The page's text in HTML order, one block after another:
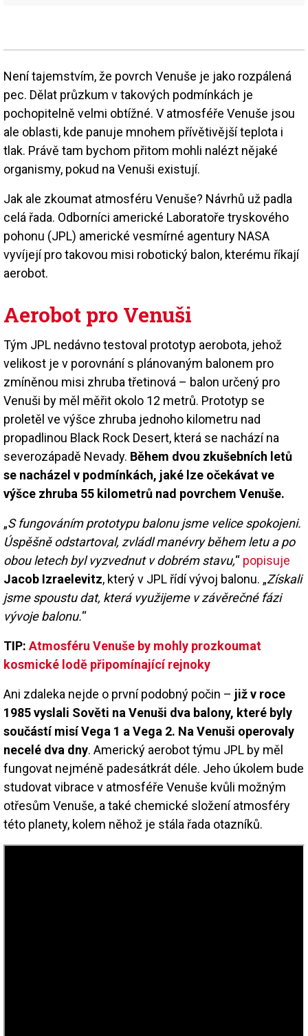
Není tajemstvím, že povrch Venuše je jako rozpálená
pec. Dělat průzkum v takových podmínkách je
pochopitelně velmi obtížné. V atmosféře Venuše jsou
ale oblasti, kde panuje mnohem přívětivější teplota i
tlak. Právě tam bychom přitom mohli nalézt nějaké
organismy, pokud na Venuši existují.
Jak ale zkoumat atmosféru Venuše? Návrhů už padla
celá řada. Odborníci americké Laboratoře tryskového
pohonu (JPL) americké vesmírné agentury NASA
vyvíjejí pro takovou misi robotický balon, kterému říkají
aerobot.
Aerobot pro Venuši
Tým JPL nedávno testoval prototyp aerobota, jehož
velikost je v porovnání s plánovaným balonem pro
zmíněnou misi zhruba třetinová – balon určený pro
Venuši by měl měřit okolo 12 metrů. Prototyp se
proletěl ve výšce zhruba jednoho kilometru nad
propadlinou Black Rock Desert, která se nachází na
severozápadě Nevady. Během dvou zkušebních letů
se nacházel v podmínkách, jaké lze očekávat ve
výšce zhruba 55 kilometrů nad povrchem Venuše.
„S fungováním prototypu balonu jsme velice spokojeni.
Úspěšně odstartoval, zvládl manévry během letu a po
obou letech byl vyzvednut v dobrém stavu,“ popisuje
Jacob Izraelevitz, který v JPL řídí vývoj balonu. „Získali
jsme spoustu dat, která využijeme v závěrečné fázi
vývoje balonu.“
TIP: Atmosféru Venuše by mohly prozkoumat
kosmické lodě připomínající rejnoky
Ani zdaleka nejde o první podobný počin – již v roce
1985 vyslali Sověti na Venuši dva balony, které byly
součástí misí Vega 1 a Vega 2. Na Venuši operovaly
necelé dva dny. Americký aerobot týmu JPL by měl
fungovat nejméně padesátkrát déle. Jeho úkolem bude
studovat vibrace v atmosféře Venuše kvůli možným
otřesům Venuše, a také chemické složení atmosféry
této planety, kolem něhož je stála řada otazníků.